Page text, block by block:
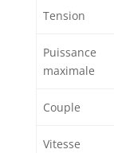
Tension
Puissance
maximale
Couple
Vitesse